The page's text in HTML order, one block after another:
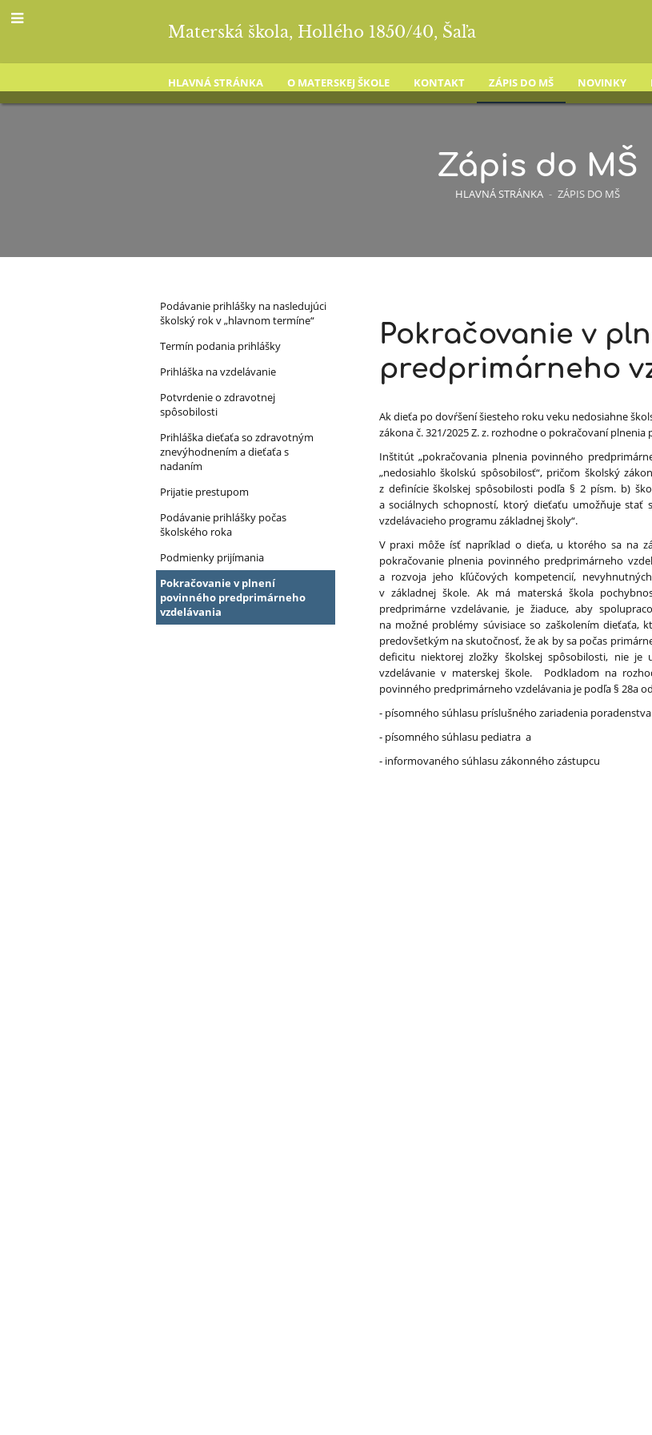
Materská škola, Hollého 1850/40, Šaľa
HLAVNÁ STRÁNKA O MATERSKEJ ŠKOLE KONTAKT ZÁPIS DO MŠ NOVINKY
Zápis do MŠ
HLAVNÁ STRÁNKA - ZÁPIS DO MŠ
Zápis
do
MŠ
Podávanie prihlášky na nasledujúci
školský rok v „hlavnom termíne“
Termín podania prihlášky
Prihláška na vzdelávanie
Potvrdenie o zdravotnej
spôsobilosti
Prihláška dieťaťa so zdravotným
znevýhodnením a dieťaťa s
nadaním
Prijatie prestupom
Podávanie prihlášky počas
školského roka
Podmienky prijímania
Pokračovanie v plnení
povinného predprimárneho
vzdelávania
Pokračovanie v
predprimárneho
Ak dieťa po dovŕšení šiesteho roku veku nedosiahne
zákona č. 321/2025 Z. z. rozhodne o pokračovaní
Inštitút „pokračovania plnenia povinného
„nedosiahlo školskú spôsobilosť“, pričom školský
z definície školskej spôsobilosti podľa § 2 písm. b)
a sociálnych schopností, ktorý dieťaťu umožňuje stať
vzdelávacieho programu základnej školy“.
V praxi môže ísť napríklad o dieťa, u ktorého sa na
pokračovanie plnenia povinného predprimárneho
a rozvoja jeho kľúčových kompetencií,
v základnej škole. Ak má materská škola
predprimárne vzdelávanie, je žiaduce, aby
na možné problémy súvisiace so zaškolením dieťaťa,
predovšetkým na skutočnosť, že ak by sa počas
deficitu niektorej zložky školskej spôsobilosti, nie
vzdelávanie v materskej škole. Podkladom na
povinného predprimárneho vzdelávania je podľa § 28a
- písomného súhlasu príslušného zariadenia
- písomného súhlasu pediatra a
- informovaného súhlasu zákonného zástupcu